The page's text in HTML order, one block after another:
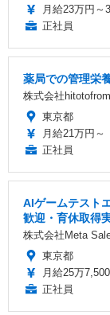
月給23万円～
正社員
薬局での管理栄
株式会社
東京都
月給21万円～
正社員
AIゲームテスト
歓迎・育休取得
株式会社Meta
東京都
月給25万
正社員